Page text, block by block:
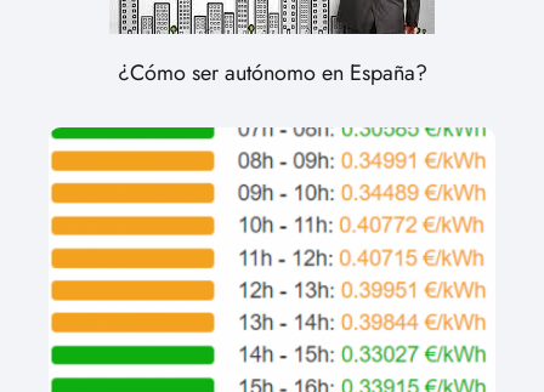
¿Cómo ser autónomo en España?